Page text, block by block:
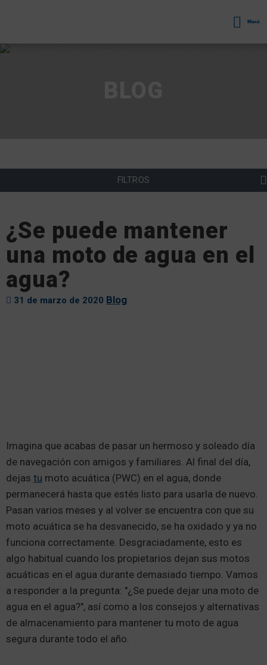
Menú
FILTROS
¿Se puede mantener
una moto de agua en el
agua?
31 de marzo de 2020 Blog
Imagina que acabas de pasar un hermoso y soleado día
de navegación con amigos y familiares. Al final del día,
dejas tu moto acuática (PWC) en el agua, donde
permanecerá hasta que estés listo para usarla de nuevo.
Pasan varios meses y al volver se encuentra con que su
moto acuática se ha desvanecido, se ha oxidado y ya no
funciona correctamente. Desgraciadamente, esto es
algo habitual cuando los propietarios dejan sus motos
acuáticas en el agua durante demasiado tiempo. Vamos
a responder a la pregunta: "¿Se puede dejar una moto de
agua en el agua?", así como a los consejos y alternativas
de almacenamiento para mantener tu moto de agua
segura durante todo el año.